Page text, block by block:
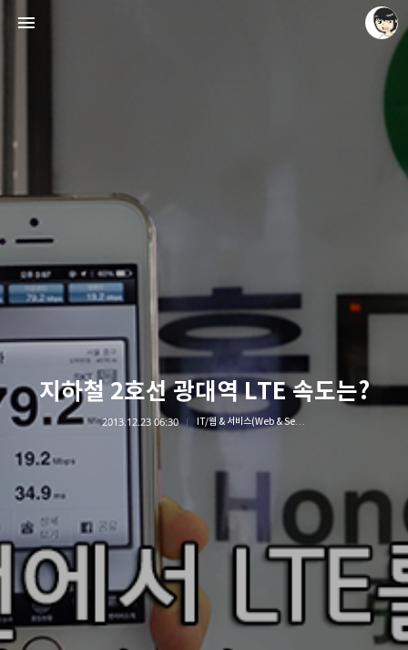
지하철 2호선 광대역 LTE 속도는?
2013.12.23 06:30 IT/웹 & 서비스(Web & Service)